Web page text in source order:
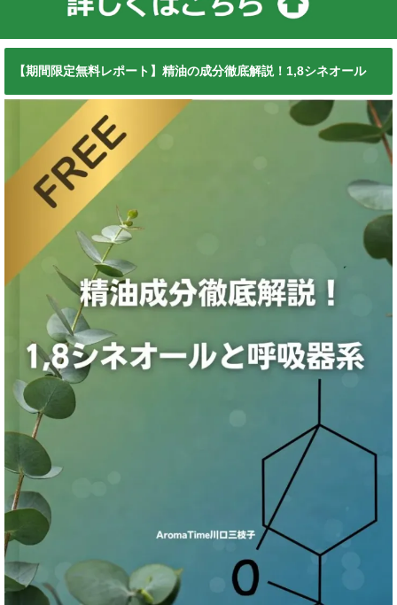
【期間限定無料レポート】精油の成分徹底解説！1,8シネオール